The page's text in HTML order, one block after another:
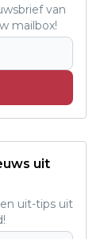
van
mailbox!
uit
uit-tips uit